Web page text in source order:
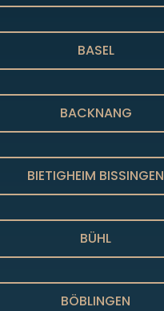
BASEL
BACKNANG
BIETIGHEIM BISSINGEN
BÜHL
BÖBLINGEN